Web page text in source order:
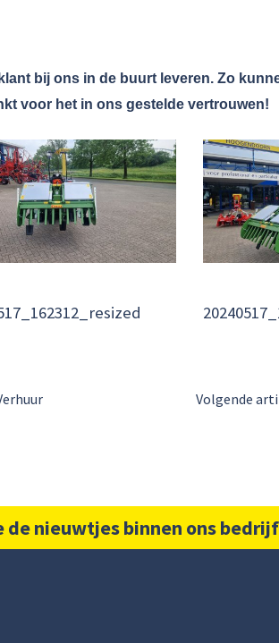
bij ons in de buurt leveren. Zo
voor het in ons gestelde vertrouwen!
Volgende
de nieuwtjes binnen ons